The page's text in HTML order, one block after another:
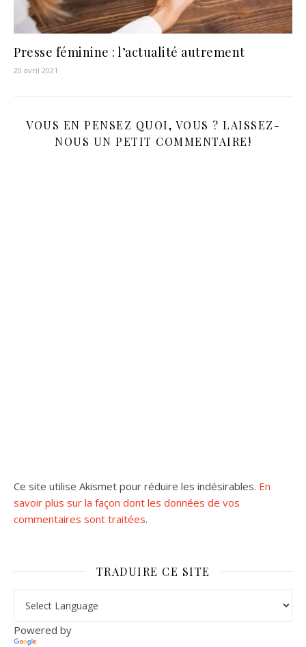
Presse féminine : l’actualité autrement
20 avril 2021
VOUS EN PENSEZ QUOI, VOUS ? LAISSEZ-
NOUS UN PETIT COMMENTAIRE!
Ce site utilise Akismet pour réduire les indésirables. En
savoir plus sur la façon dont les données de vos
commentaires sont traitées.
TRADUIRE CE SITE
Powered by